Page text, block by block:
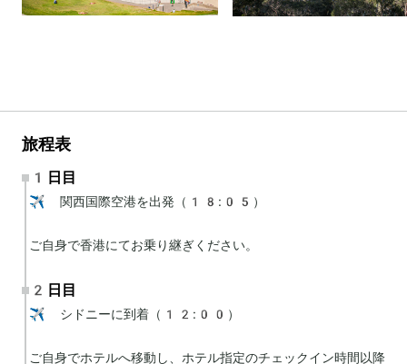
旅程表
1日目
✈️ 関西国際空港を出発（18:05）
ご自身で香港にてお乗り継ぎください。
2日目
✈️ シドニーに到着（12:00）
ご自身でホテルへ移動し、ホテル指定のチェックイン時間以降